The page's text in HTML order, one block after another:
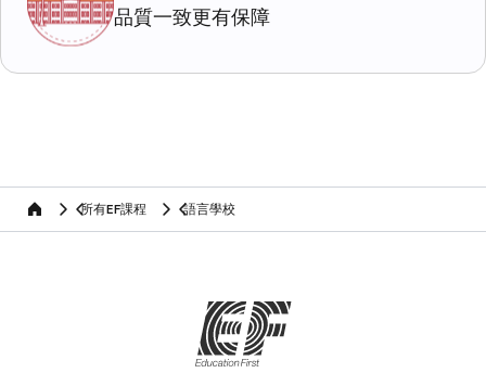
品質一致更有保障
home 所有EF課程 語言學校